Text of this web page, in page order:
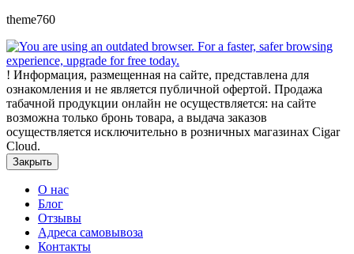
theme760
! Информация, размещенная на сайте, представлена для
ознакомления и не является публичной офертой. Продажа
табачной продукции онлайн не осуществляется: на сайте
возможна только бронь товара, а выдача заказов
осуществляется исключительно в розничных магазинах Cigar
Cloud.
Закрыть
О нас
Блог
Отзывы
Адреса самовывоза
Контакты